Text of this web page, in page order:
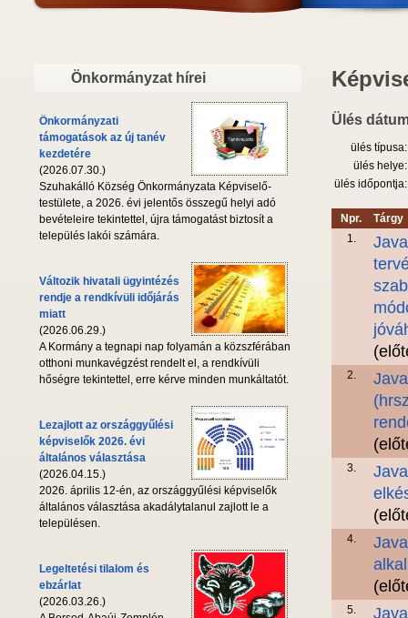
Önkormányzat hírei
Önkormányzati
támogatások az új tanév
kezdetére
(2026.07.30.)
Szuhakálló Község Önkormányzata Képviselő-
testülete, a 2026. évi jelentős összegű helyi adó
bevételeire tekintettel, újra támogatást biztosít a
település lakói számára.
Változik hivatali ügyintézés
rendje a rendkívüli időjárás
miatt
(2026.06.29.)
A Kormány a tegnapi nap folyamán a közszférában
otthoni munkavégzést rendelt el, a rendkívüli
hőségre tekintettel, erre kérve minden munkáltatót.
Lezajlott az országgyűlési
képviselők 2026. évi
általános választása
(2026.04.15.)
2026. április 12-én, az országgyűlési képviselők
általános választása akadálytalanul zajlott le a
településen.
Legeltetési tilalom és
ebzárlat
(2026.03.26.)
Ülés
ülés típusa:
ülés helye:
ülés időpontja:
Npr.
Tárgy
1.
2.
3.
4.
5.